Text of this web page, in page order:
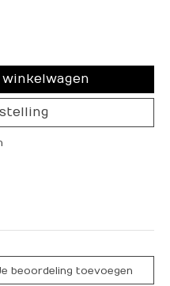
winkelwagen
beoordeling toevoegen